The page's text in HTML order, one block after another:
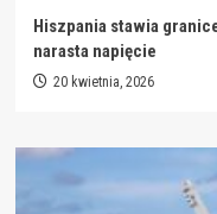
Hiszpania stawia
narasta napięcie
20 kwietnia, 2026